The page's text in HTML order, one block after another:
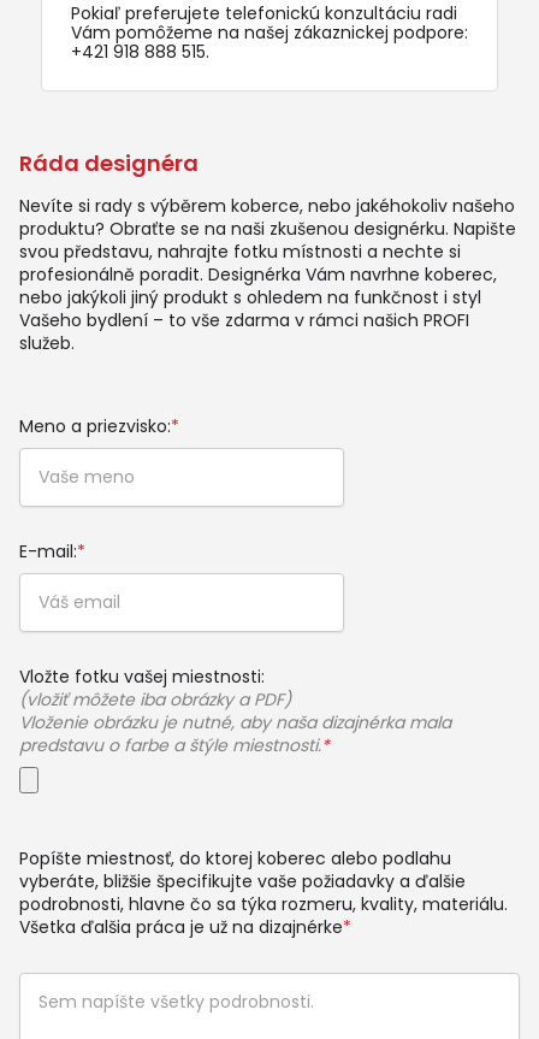
Ráda designéra
Nevíte si rady s výběrem koberce, nebo jakéhokoliv našeho
produktu? Obraťte se na naši zkušenou designérku. Napište
svou představu, nahrajte fotku místnosti a nechte si
profesionálně poradit. Designérka Vám navrhne koberec,
nebo jakýkoli jiný produkt s ohledem na funkčnost i styl
Vašeho bydlení – to vše zdarma v rámci našich PROFI
služeb.
Meno a priezvisko:*
E-mail:*
Vložte fotku vašej miestnosti:
(vložiť môžete iba obrázky a PDF)
Vloženie obrázku je nutné, aby naša dizajnérka mala
predstavu o farbe a štýle miestnosti.*
Popíšte miestnosť, do ktorej koberec alebo podlahu
vyberáte, bližšie špecifikujte vaše požiadavky a ďalšie
podrobnosti, hlavne čo sa týka rozmeru, kvality, materiálu.
Všetka ďalšia práca je už na dizajnérke*
Pokiaľ preferujete telefonickú konzultáciu radi
Vám pomôžeme na našej zákaznickej podpore:
+421 918 888 515.